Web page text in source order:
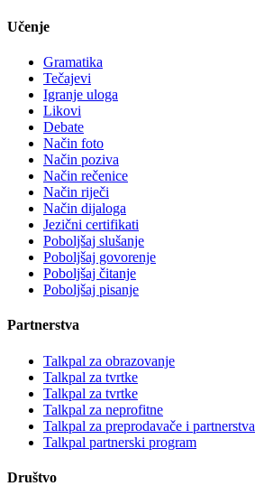
Učenje
Gramatika
Tečajevi
Igranje uloga
Likovi
Debate
Način foto
Način poziva
Način rečenice
Način riječi
Način dijaloga
Jezični certifikati
Poboljšaj slušanje
Poboljšaj govorenje
Poboljšaj čitanje
Poboljšaj pisanje
Partnerstva
Talkpal za obrazovanje
Talkpal za tvrtke
Talkpal za tvrtke
Talkpal za neprofitne
Talkpal za preprodavače i partnerstva
Talkpal partnerski program
Društvo